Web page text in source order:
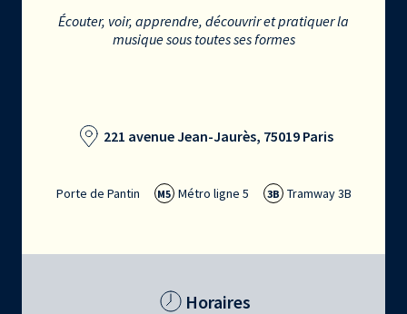
Écouter, voir, apprendre, découvrir et pratiquer la
musique sous toutes ses formes
221 avenue Jean-Jaurès, 75019 Paris
Porte de Pantin M5 Métro ligne 5 3B Tramway 3B
Horaires